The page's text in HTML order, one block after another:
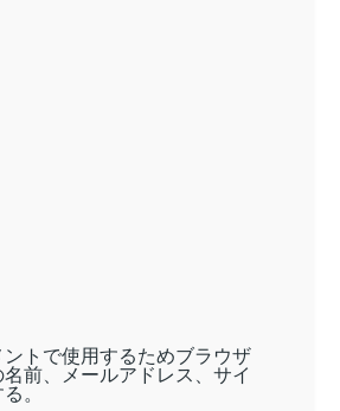
トで使用するためブラウザ
前、メールアドレス、サイ
。